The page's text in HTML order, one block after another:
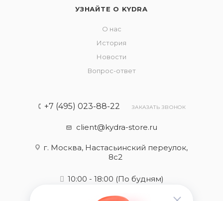
УЗНАЙТЕ О KYDRA
О нас
История
Новости
Вопрос-ответ
+7 (495) 023-88-22 ЗАКАЗАТЬ ЗВОНОК
client@kydra-store.ru
г. Москва, Настасьинский переулок,
8с2
10:00 - 18:00 (По будням)